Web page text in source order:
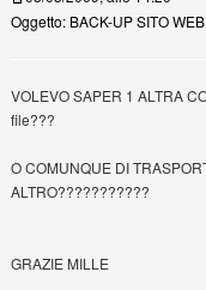
Oggetto: BACK-UP SITO WEB
VOLEVO SAPER 1 ALTRA
file???
O COMUNQUE DI
ALTRO???????????
GRAZIE MILLE